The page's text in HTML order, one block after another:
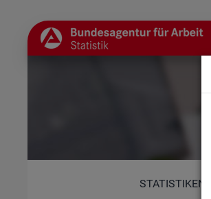
STATISTIKEN